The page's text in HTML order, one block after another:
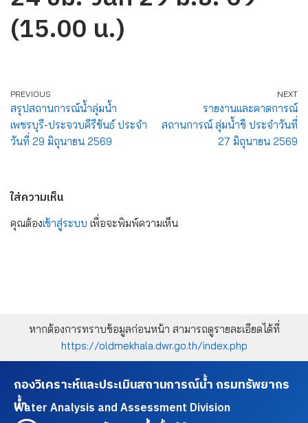
(15.00 น.)
PREVIOUS
สรุปสถานการณ์น้ำลุ่มน้ำ
เพชรบุรี-ประจวบคีรีขันธ์ ประจำ
วันที่ 29 มิถุนายน 2569
NEXT
รายงานและคาดการณ์
สถานการณ์ ลุ่มน้ำชี ประจำวันที่
27 มิถุนายน 2569
ใส่ความเห็น
คุณต้องเข้าสู่ระบบ เพื่อจะพิมพ์ความเห็น
หากต้องการทราบข้อมูลก่อนหน้า สามารถดูรายละเอียดได้ที่
https://oldmekhala.dwr.go.th/index.php
กองวิเคราะห์และประเมินสถานการณ์น้ำ กรมทรัพยากร
น้ำ
Water Analysis and Assessment Division